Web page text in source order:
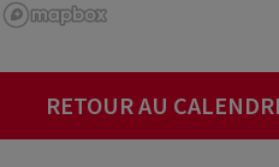
RETOUR AU